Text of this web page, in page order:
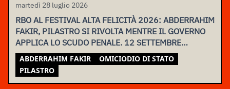
martedì 28 luglio 2026
RBO AL FESTIVAL ALTA FELICITÀ 2026: ABDERRAHIM
FAKIR, PILASTRO SI RIVOLTA MENTRE IL GOVERNO
APPLICA LO SCUDO PENALE. 12 SETTEMBRE
ASSEMBLEA NAZIONALE
ABDERRAHIM FAKIR
OMICIODIO DI STATO
PILASTRO